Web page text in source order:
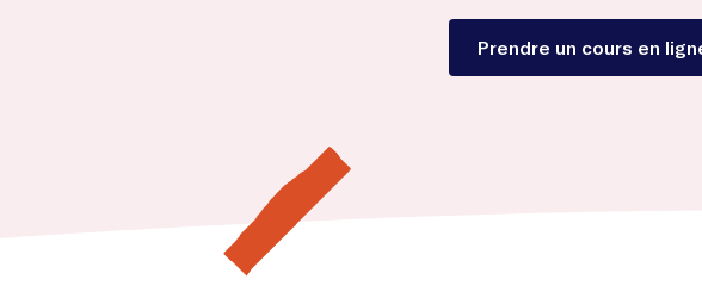
Prendre un cours en